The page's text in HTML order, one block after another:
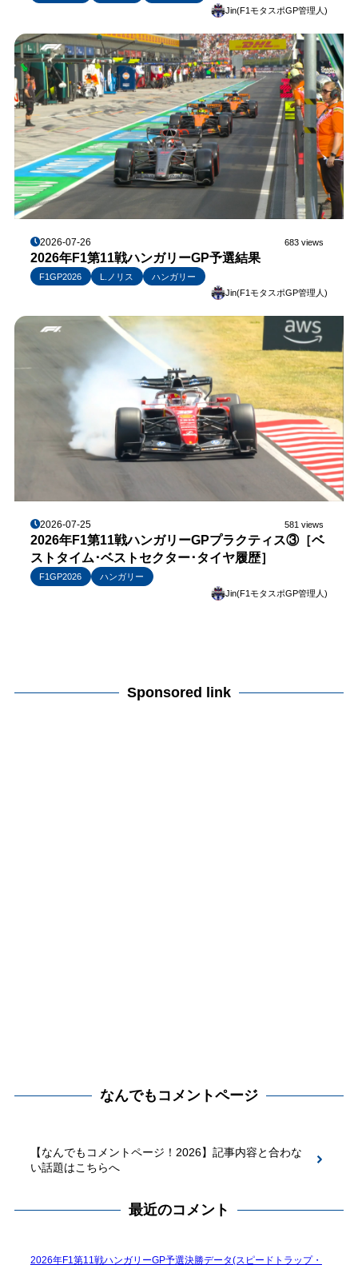
Jin(F1モタスポGP管理人)
2026-07-26 683 views
2026年F1第11戦ハンガリーGP予選結果
F1GP2026 L.ノリス
ハンガリー
Jin(F1モタスポGP管理人)
2026-07-25 581 views
2026年F1第11戦ハンガリーGPプラクティス③［ベ
ストタイム･ベストセクター･タイヤ履歴］
F1GP2026
ハンガリー
Jin(F1モタスポGP管理人)
Sponsored link
なんでもコメントページ
【なんでもコメントページ！2026】記事内容と合わな
い話題はこちらへ
最近のコメント
2026年F1第11戦ハンガリーGP予選決勝データ(スピードトラップ・